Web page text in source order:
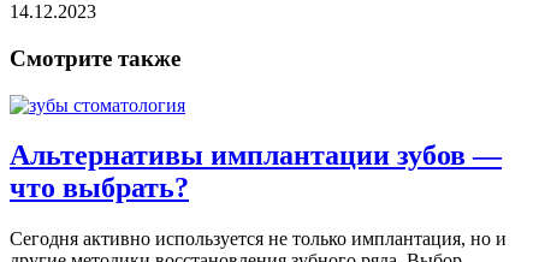
14.12.2023
Смотрите также
Альтернативы имплантации зубов —
что выбрать?
Сегодня активно используется не только имплантация, но и